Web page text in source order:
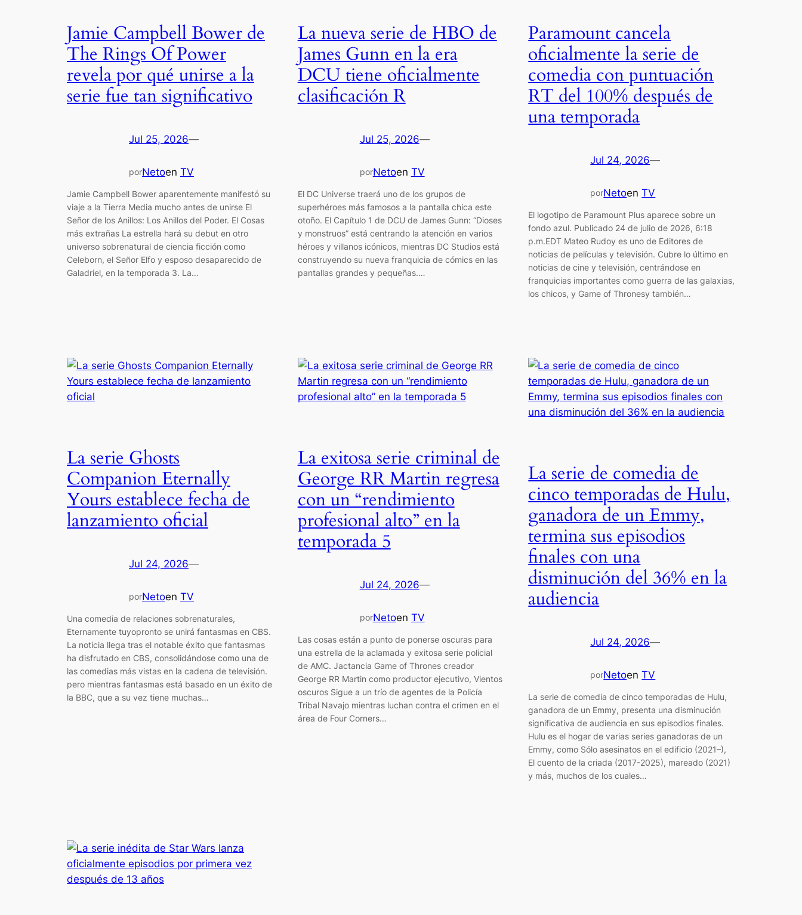
Jamie Campbell Bower de
The Rings Of Power
revela por qué unirse a la
serie fue tan significativo
Jul 25, 2026—
porNetoen TV
Jamie Campbell Bower aparentemente manifestó su
viaje a la Tierra Media mucho antes de unirse El
Señor de los Anillos: Los Anillos del Poder. El Cosas
más extrañas La estrella hará su debut en otro
universo sobrenatural de ciencia ficción como
Celeborn, el Señor Elfo y esposo desaparecido de
Galadriel, en la temporada 3. La…
La nueva serie de HBO de
James Gunn en la era
DCU tiene oficialmente
clasificación R
Jul 25, 2026—
porNetoen TV
El DC Universe traerá uno de los grupos de
superhéroes más famosos a la pantalla chica este
otoño. El Capítulo 1 de DCU de James Gunn: “Dioses
y monstruos” está centrando la atención en varios
héroes y villanos icónicos, mientras DC Studios está
construyendo su nueva franquicia de cómics en las
pantallas grandes y pequeñas.…
Paramount cancela
oficialmente la serie de
comedia con puntuación
RT del 100% después de
una temporada
Jul 24, 2026—
porNetoenTV
El logotipo de Paramount Plus aparece sobre un
fondo azul. Publicado 24 de julio de 2026, 6:18
p.m.EDT Mateo Rudoy es uno de Editores de
noticias de películas y televisión. Cubre lo último en
noticias de cine y televisión, centrándose en
franquicias importantes como guerra de las galaxias,
los chicos, y Game of Thronesy también…
La serie Ghosts
Companion Eternally
Yours establece fecha de
lanzamiento oficial
Jul 24, 2026—
porNetoen TV
Una comedia de relaciones sobrenaturales,
Eternamente tuyopronto se unirá fantasmas en CBS.
La noticia llega tras el notable éxito que fantasmas
ha disfrutado en CBS, consolidándose como una de
las comedias más vistas en la cadena de televisión.
pero mientras fantasmas está basado en un éxito de
la BBC, que a su vez tiene muchas…
La exitosa serie criminal de
George RR Martin regresa
con un “rendimiento
profesional alto” en la
temporada 5
Jul 24, 2026—
porNetoen TV
Las cosas están a punto de ponerse oscuras para
una estrella de la aclamada y exitosa serie policial
de AMC. Jactancia Game of Thrones creador
George RR Martin como productor ejecutivo, Vientos
oscuros Sigue a un trío de agentes de la Policía
Tribal Navajo mientras luchan contra el crimen en el
área de Four Corners…
La serie de comedia de
cinco temporadas de Hulu,
ganadora de un Emmy,
termina sus episodios
finales con una
disminución del 36% en la
audiencia
Jul 24, 2026—
porNetoenTV
La serie de comedia de cinco temporadas de Hulu,
ganadora de un Emmy, presenta una disminución
significativa de audiencia en sus episodios finales.
Hulu es el hogar de varias series ganadoras de un
Emmy, como Sólo asesinatos en el edificio (2021–),
El cuento de la criada (2017-2025), mareado (2021)
y más, muchos de los cuales…